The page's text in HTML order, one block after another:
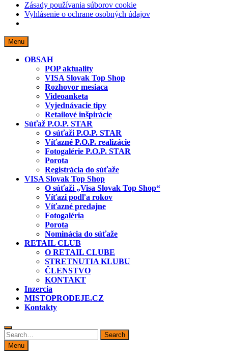
Zásady používania súborov cookie
Vyhlásenie o ochrane osobných údajov
Skip
to
content
Menu
OBSAH
POP aktuality
VISA Slovak Top Shop
Rozhovor mesiaca
Videoanketa
Vyjednávacie tipy
Retailové inšpirácie
Súťaž P.O.P. STAR
O súťaži P.O.P. STAR
Víťazné P.O.P. realizácie
Fotogalérie P.O.P. STAR
Porota
Registrácia do súťaže
VISA Slovak Top Shop
O súťaži „Visa Slovak Top Shop“
Víťazi podľa rokov
Víťazné predajne
Fotogaléria
Porota
Nominácia do súťaže
RETAIL CLUB
O RETAIL CLUBE
STRETNUTIA KLUBU
ČLENSTVO
KONTAKT
Inzercia
MISTOPRODEJE.CZ
Kontakty
Search
for:
Search
Menu